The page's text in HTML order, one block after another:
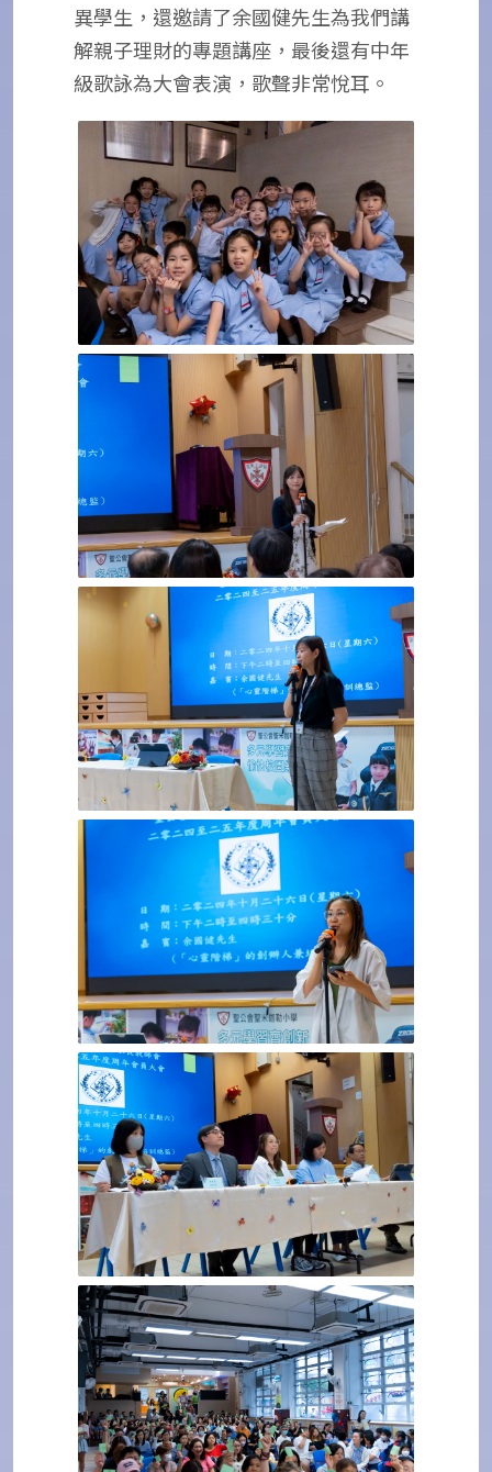
異學生，還邀請了余國健先生為我們講
解親子理財的專題講座，最後還有中年
級歌詠為大會表演，歌聲非常悅耳。